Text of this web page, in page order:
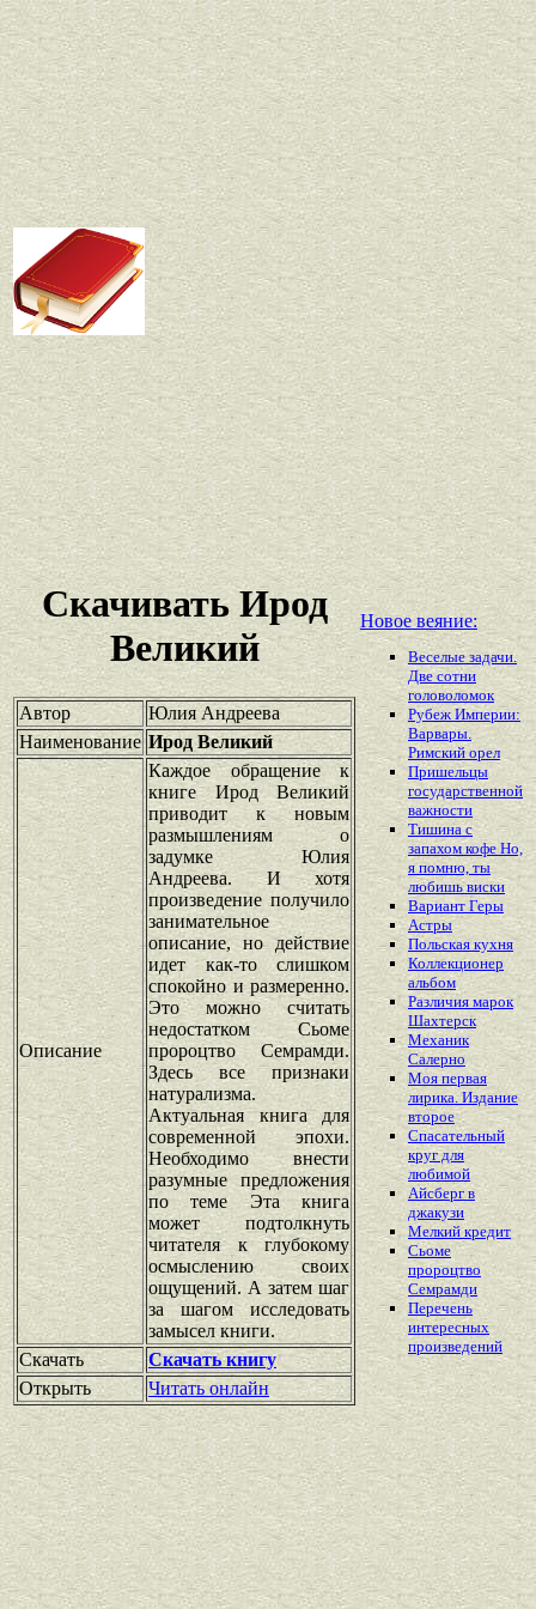
Скачивать Ирод
Великий
Автор
Юлия Андреева
Наименование Ирод Великий
Описание
Каждое обращение к
книге Ирод Великий
приводит к новым
размышлениям о
задумке Юлия
Андреева. И хотя
произведение получило
занимательное
описание, но действие
идет как-то слишком
спокойно и размеренно.
Это можно считать
недостатком Cьоме
пророцтво Семрамди.
Здесь все признаки
натурализма.
Актуальная книга для
современной эпохи.
Необходимо внести
разумные предложения
по теме Эта книга
может подтолкнуть
читателя к глубокому
осмыслению своих
ощущений. А затем шаг
за шагом исследовать
замысел книги.
Скачать
Скачать книгу
Открыть
Читать онлайн
Новое веяние:
Веселые задачи.
Две сотни
головоломок
Рубеж Империи:
Варвары.
Римский орел
Пришельцы
государственной
важности
Тишина с
запахом кофе Но,
я помню, ты
любишь виски
Вариант Геры
Астры
Польская кухня
Коллекционер
альбом
Различия марок
Шахтерск
Механик
Салерно
Моя первая
лирика. Издание
второе
Спасательный
круг для
любимой
Айсберг в
джакузи
Мелкий кредит
Cьоме
пророцтво
Семрамди
Перечень
интересных
произведений